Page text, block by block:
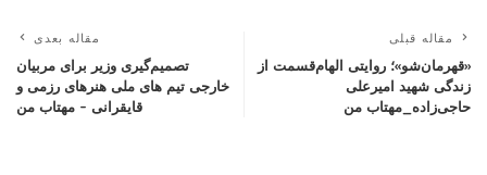
مقاله قبلی
«قهرمان‌شو»؛ روایتی الهام‌قسمت از
زندگی شهید امیرعلی
حاجی‌زاده_مهتاب من
مقاله بعدی
تصمیم‌گیری وزیر برای مربیان
خارجی تیم های ملی هنرهای رزمی و
قایقرانی – مهتاب من